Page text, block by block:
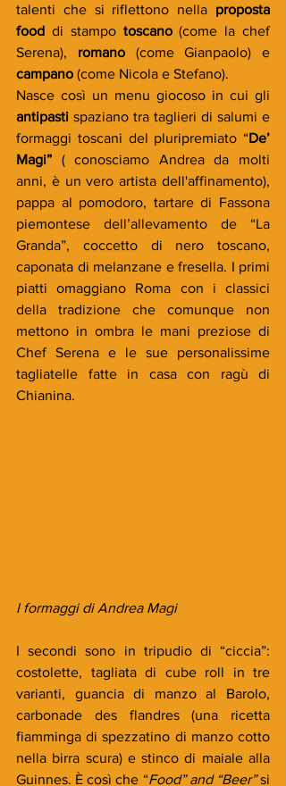
talenti che si riflettono nella proposta
food di stampo toscano (come la chef
Serena), romano
campano (come Nicola e Stefano).
antipasti spaziano tra taglieri di salumi e
formaggi toscani del pluripremiato “De’
Magi” ( conosciamo Andrea da molti
anni, è un vero artista dell'affinamento),
pappa al pomodoro, tartare di Fassona
piemontese dell’allevamento de “La
Granda”, coccetto di nero toscano,
caponata di melanzane e fresella. I primi
piatti omaggiano Roma con i classici
della tradizione che comunque non
mettono in ombra le mani preziose di
Chef Serena e le sue personalissime
tagliatelle fatte in casa con ragù di
Chianina.
I formaggi di Andrea Magi
I secondi sono in tripudio di “ciccia”:
costolette, tagliata di cube roll in tre
varianti, guancia di manzo al Barolo,
carbonade des flandres (una ricetta
fiamminga di spezzatino di manzo cotto
nella birra scura) e stinco di maiale alla
Guinnes. È così che “Food” and “Beer” si